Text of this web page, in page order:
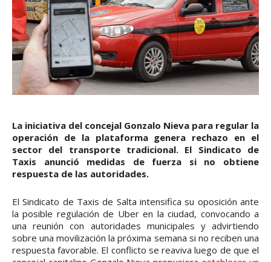
La iniciativa del concejal Gonzalo Nieva para regular la
operación de la plataforma genera rechazo en el
sector del transporte tradicional. El Sindicato de
Taxis anunció medidas de fuerza si no obtiene
respuesta de las autoridades.
El Sindicato de Taxis de Salta intensifica su oposición ante
la posible regulación de Uber en la ciudad, convocando a
una reunión con autoridades municipales y advirtiendo
sobre una movilización la próxima semana si no reciben una
respuesta favorable. El conflicto se reaviva luego de que el